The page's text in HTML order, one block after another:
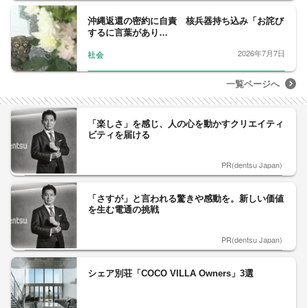
沖縄返還の密約に自責 核兵器持ち込み「お詫び
するに言葉があり…
社会 2026年7月7日
一覧ページへ
「楽しさ」を感じ、人の心を動かすクリエイティ
ビティを届ける
PR(dentsu Japan)
「さすが」と言われる驚きや感動を。新しい価値
を生む電通の挑戦
PR(dentsu Japan)
シェア別荘「COCO VILLA Owners」3選